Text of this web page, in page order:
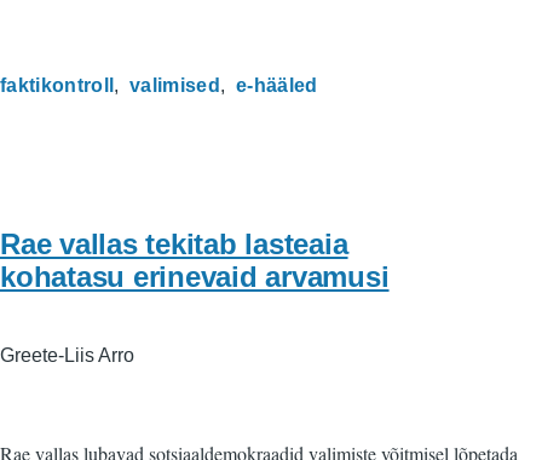
faktikontroll valimised e-hääled
Rae vallas tekitab lasteaia
kohatasu erinevaid arvamusi
Greete-Liis Arro
Rae vallas lubavad sotsiaaldemokraadid valimiste võitmisel lõpetada